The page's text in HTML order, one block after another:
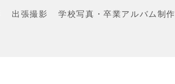
出張撮影 学校写真・卒業アルバム制作